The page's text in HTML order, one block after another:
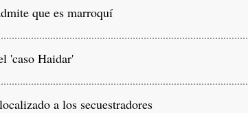
que es marroquí
'caso Haidar'
a los secuestradores